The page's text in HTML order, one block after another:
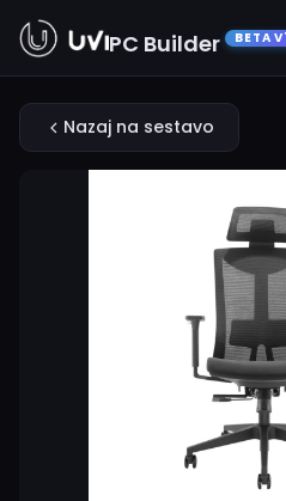
PC Builder BETA
Nazaj na sestavo